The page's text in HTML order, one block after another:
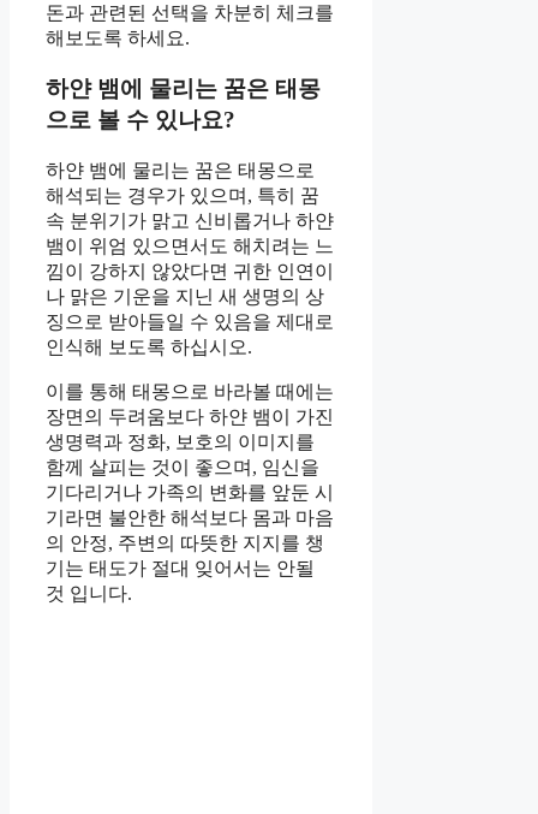
돈과 관련된 선택을 차분히 체크를
해보도록 하세요.
하얀 뱀에 물리는 꿈은 태몽
으로 볼 수 있나요?
하얀 뱀에 물리는 꿈은 태몽으로
해석되는 경우가 있으며, 특히 꿈
속 분위기가 맑고 신비롭거나 하얀
뱀이 위엄 있으면서도 해치려는 느
낌이 강하지 않았다면 귀한 인연이
나 맑은 기운을 지닌 새 생명의 상
징으로 받아들일 수 있음을 제대로
인식해 보도록 하십시오.
이를 통해 태몽으로 바라볼 때에는
장면의 두려움보다 하얀 뱀이 가진
생명력과 정화, 보호의 이미지를
함께 살피는 것이 좋으며, 임신을
기다리거나 가족의 변화를 앞둔 시
기라면 불안한 해석보다 몸과 마음
의 안정, 주변의 따뜻한 지지를 챙
기는 태도가 절대 잊어서는 안될
것 입니다.